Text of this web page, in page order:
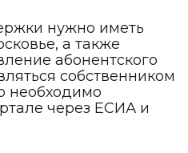
нужно иметь
а также
абонентского
собственником
необходимо
через ЕСИА и